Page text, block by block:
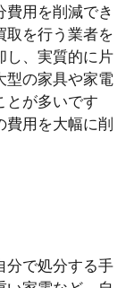
用を削減でき
取を行う業者を
し、実質的に片
型の家具や家電
とが多いです
費用を大幅に削
分で処分する手